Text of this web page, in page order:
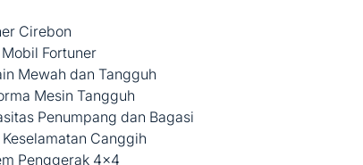
Cirebon
Fortuner
Mewah dan Tangguh
Mesin Tangguh
Penumpang dan Bagasi
Canggih
Penggerak 4×4